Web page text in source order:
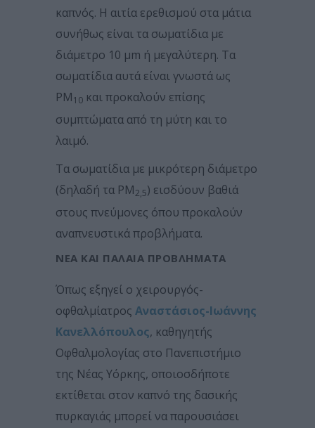
καπνός. Η αιτία ερεθισμού στα μάτια
συνήθως είναι τα σωματίδια με
διάμετρο 10 μm ή μεγαλύτερη. Τα
σωματίδια αυτά είναι γνωστά ως
PM10 και προκαλούν επίσης
συμπτώματα από τη μύτη και το
λαιμό.
Τα σωματίδια με μικρότερη διάμετρο
(δηλαδή τα PM2,5) εισδύουν βαθιά
στους πνεύμονες όπου προκαλούν
αναπνευστικά προβλήματα.
ΝΈΑ ΚΑΙ ΠΑΛΑΙΆ ΠΡΟΒΛΉΜΑΤΑ
Όπως εξηγεί ο χειρουργός-
οφθαλμίατρος Αναστάσιος-Ιωάννης
Κανελλόπουλος, καθηγητής
Οφθαλμολογίας στο Πανεπιστήμιο
της Νέας Υόρκης, οποιοσδήποτε
εκτίθεται στον καπνό της δασικής
πυρκαγιάς μπορεί να παρουσιάσει